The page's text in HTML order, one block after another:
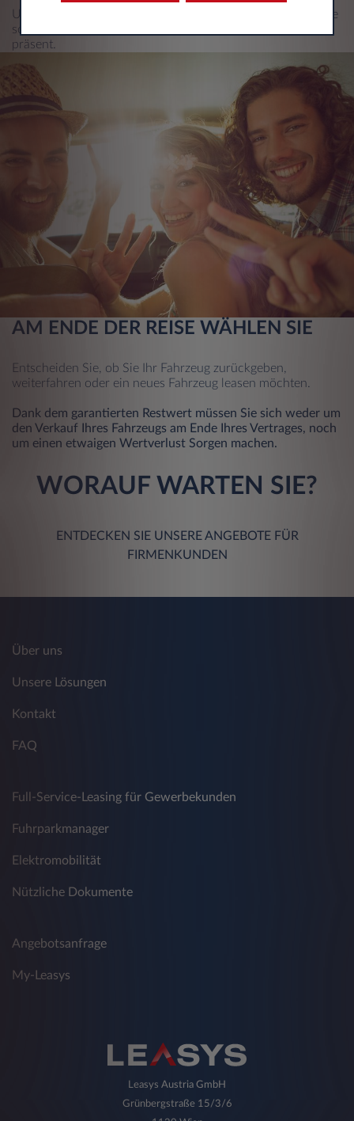
Um Ihnen den besten Service bieten zu können, sind unsere
sorgfältig ausgewählten Servicepartner in ganz Österreich
präsent.
AM ENDE DER REISE WÄHLEN SIE
Entscheiden Sie, ob Sie Ihr Fahrzeug zurückgeben,
weiterfahren oder ein neues Fahrzeug leasen möchten.
Dank dem garantierten Restwert müssen Sie sich weder um
den Verkauf Ihres Fahrzeugs am Ende Ihres Vertrages, noch
um einen etwaigen Wertverlust Sorgen machen.
WORAUF WARTEN SIE?
ENTDECKEN SIE UNSERE ANGEBOTE FÜR
FIRMENKUNDEN
Über uns
Unsere Lösungen
Kontakt
FAQ
Full-Service-Leasing für Gewerbekunden
Fuhrparkmanager
Elektromobilität
Nützliche Dokumente
Angebotsanfrage
My-Leasys
Leasys Austria GmbH
Grünbergstraße 15/3/6